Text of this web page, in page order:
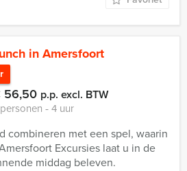
in Amersfoort
p.p. excl. BTW
‐ 4 uur
combineren met een spel, waarin
Excursies laat u in de
middag beleven.